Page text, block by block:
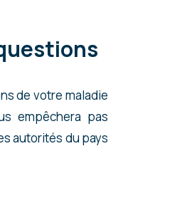
de votre maladie
empêchera pas
autorités du pays